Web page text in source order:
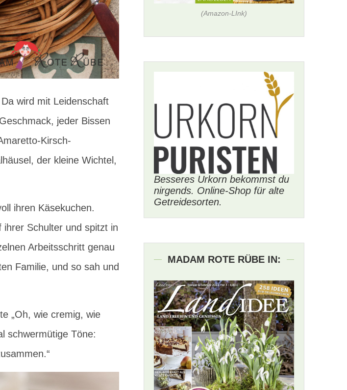
wird mit Leidenschaft
jeder Bissen
Kirsch-
der kleine Wichtel,
ihren Käsekuchen.
ihrer Schulter und spitzt in
Arbeitsschritt genau
Familie, und so sah und
„Oh, wie cremig, wie
schwermütige Töne:
(Amazon-LInk)
Besseres Urkorn bekommst du
nirgends. Online-Shop für alte
Getreidesorten.
MADAM ROTE RÜBE IN: